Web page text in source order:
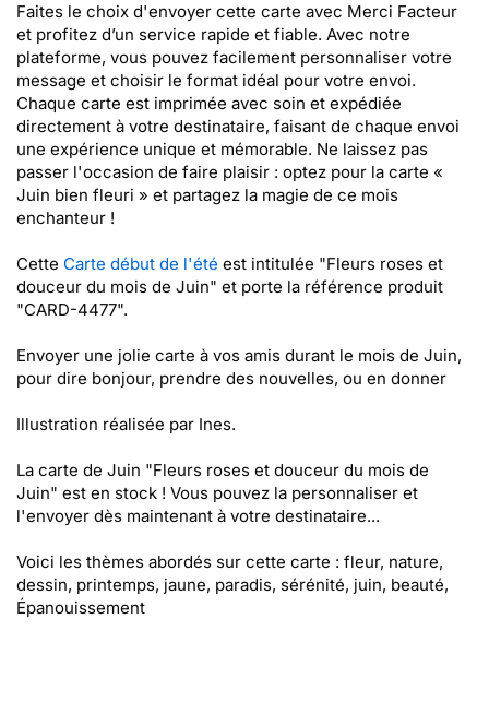
Faites le choix d'envoyer cette carte avec Merci Facteur
et profitez d’un service rapide et fiable. Avec notre
plateforme, vous pouvez facilement personnaliser votre
message et choisir le format idéal pour votre envoi.
Chaque carte est imprimée avec soin et expédiée
directement à votre destinataire, faisant de chaque envoi
une expérience unique et mémorable. Ne laissez pas
passer l'occasion de faire plaisir : optez pour la carte «
Juin bien fleuri » et partagez la magie de ce mois
enchanteur !
Cette Carte début de l'été est intitulée "Fleurs roses et
douceur du mois de Juin" et porte la référence produit
"CARD-4477".
Envoyer une jolie carte à vos amis durant le mois de Juin,
pour dire bonjour, prendre des nouvelles, ou en donner
Illustration réalisée par Ines.
La carte de Juin "Fleurs roses et douceur du mois de
Juin" est en stock ! Vous pouvez la personnaliser et
l'envoyer dès maintenant à votre destinataire...
Voici les thèmes abordés sur cette carte : fleur, nature,
dessin, printemps, jaune, paradis, sérénité, juin, beauté,
Épanouissement